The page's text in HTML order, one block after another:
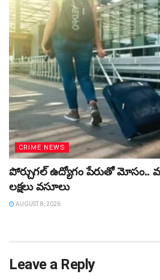
CRIME NEWS
పోర్చుగల్‌ ఉద్యోగం పేరుతో మోసం..
లక్షలు వసూలు
AUGUST 8, 2026
Leave a Reply